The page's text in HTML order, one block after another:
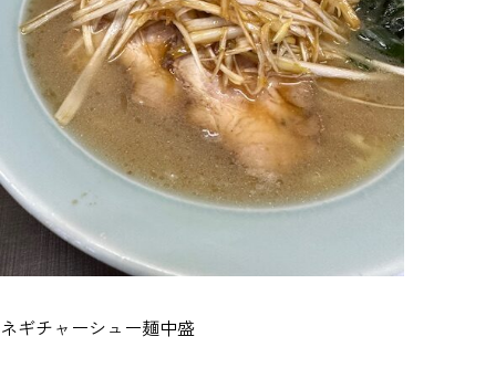
ネギチャーシュー麺中盛